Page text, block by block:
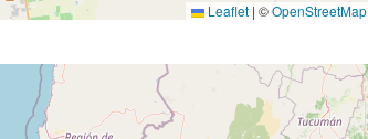
Leaflet | ©OpenStreetMap